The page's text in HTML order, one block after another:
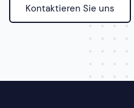
Kontaktieren Sie uns